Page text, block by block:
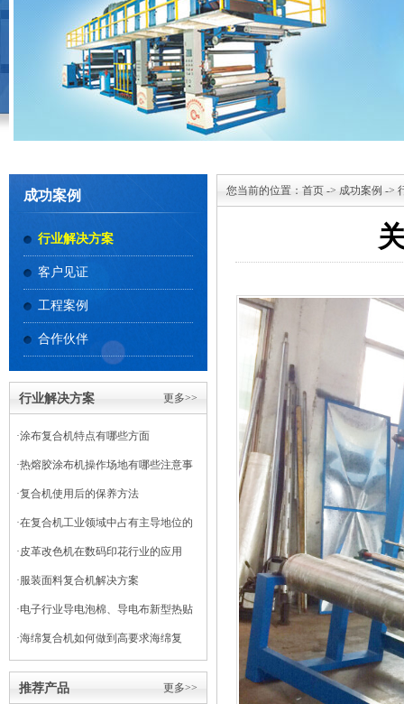
成功案例
行业解决方案
客户见证
工程案例
合作伙伴
更多>>
行业解决方案
·涂布复合机特点有哪些方面
·热熔胶涂布机操作场地有哪些注意事
项
·复合机使用后的保养方法
·在复合机工业领域中占有主导地位的
干式复合机
·皮革改色机在数码印花行业的应用
·服装面料复合机解决方案
·电子行业导电泡棉、导电布新型热贴
复合
·海绵复合机如何做到高要求海绵复
更多>>
推荐产品
您当前的位置： 首页 -> 成功案例 ->